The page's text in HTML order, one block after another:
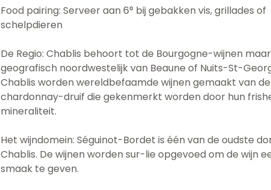
Food pairing: Serveer aan 6° bij gebakken vis, grillades of
schelpdieren
De Regio: Chablis behoort tot de Bourgogne-wijnen
geografisch noordwestelijk van Beaune of Nuits-St-
Chablis worden wereldbefaamde wijnen gemaakt van de
chardonnay-druif die gekenmerkt worden door hun
mineraliteit.
Het wijndomein: Séguinot-Bordet is één van de oudste
Chablis. De wijnen worden sur-lie opgevoed om de wijn
smaak te geven.